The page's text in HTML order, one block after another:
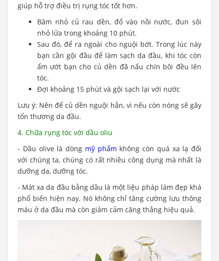
giúp hỗ trợ điều trị rụng tóc tốt hơn.
Băm nhỏ củ rau dền, đổ vào nồi nước, đun sôi
nhỏ lửa trong khoảng 10 phút.
Sau đó, để ra ngoài cho nguội bớt. Trong lúc này
bạn cần gội đầu để làm sạch da đầu, khi tóc còn
ẩm ướt bạn cho củ dền đã nấu chín bôi đều lên
tóc.
Đợi khoảng 15 phút và gội sạch lại với nước
Lưu ý: Nên để củ dền nguội hẳn, vì nếu còn nóng sẽ gây
tổn thương da đầu.
4. Chữa rụng tóc với dầu oliu
- Dầu olive là dòng mỹ phẩm không còn quá xa lạ đối
với chúng ta, chúng có rất nhiều công dụng mà nhất là
dưỡng da, dưỡng tóc.
- Mát xa da đầu bằng dầu là một liệu pháp làm đẹp khá
phổ biến hiện nay. Nó không chỉ tăng cường lưu thông
máu ở da đầu mà còn giảm cảm căng thẳng hiệu quả.